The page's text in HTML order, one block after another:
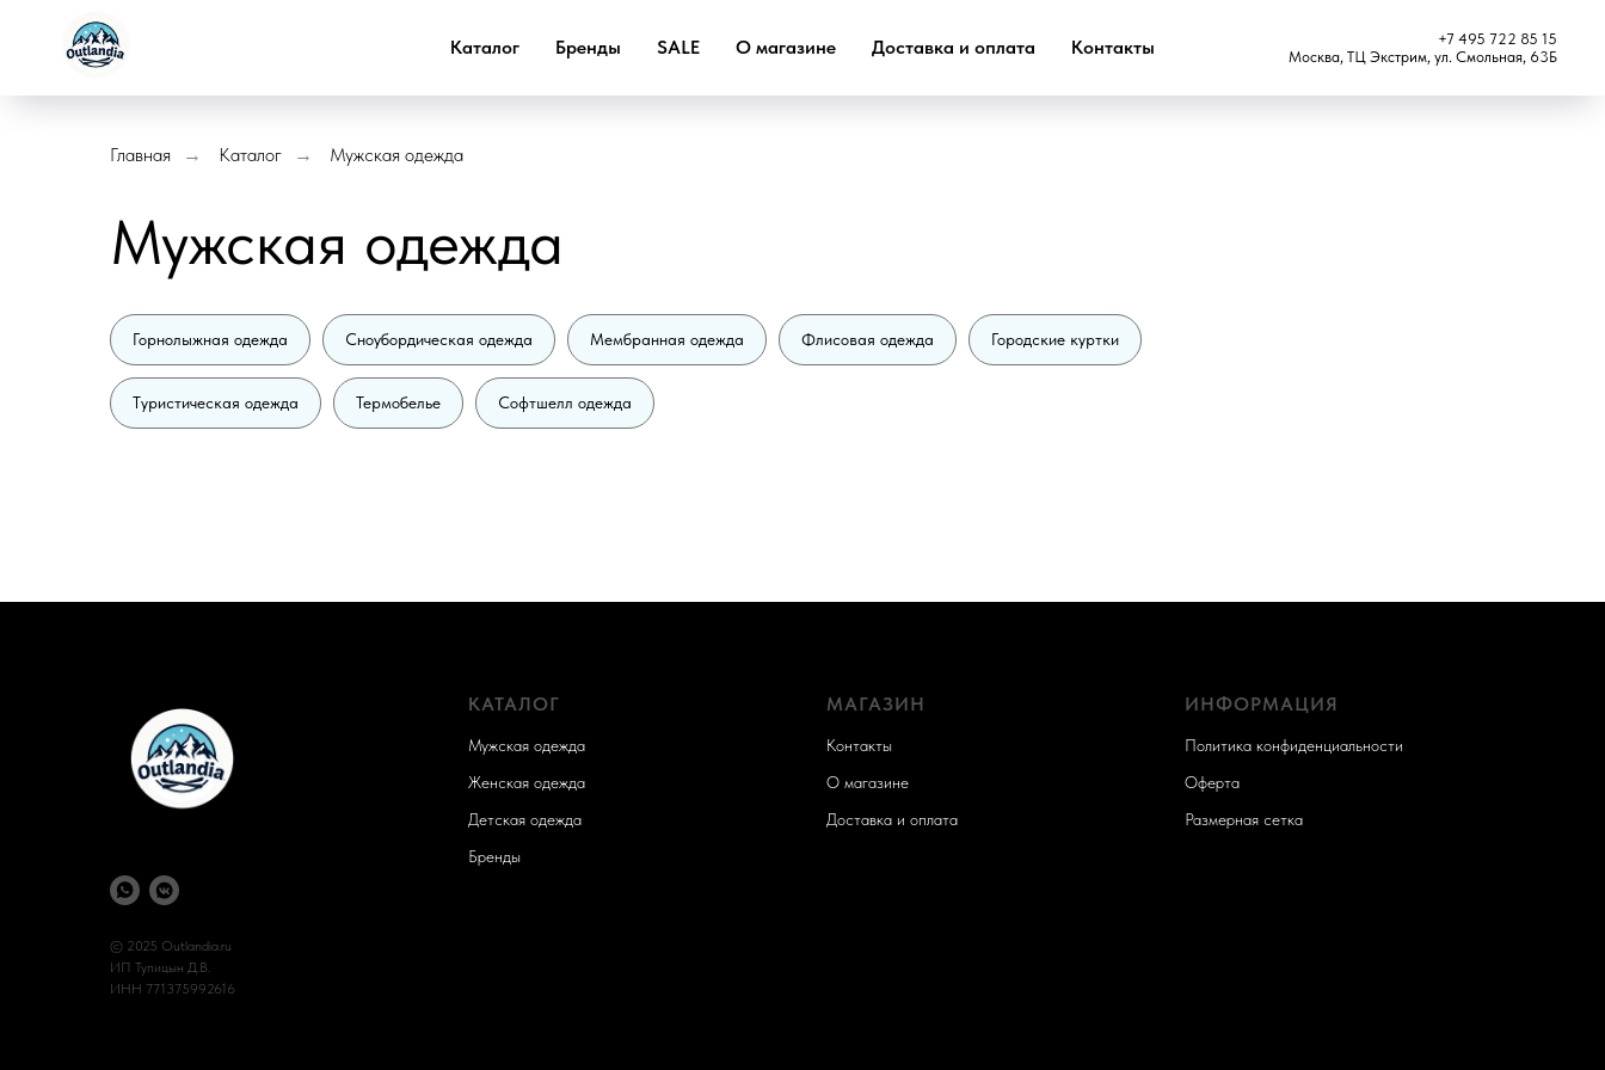
Каталог Бренды SALE О магазине Доставка и оплата Контакты
+7 495 722 85 15
Москва, ТЦ Экстрим, ул. Смольная, 63Б
Главная → Каталог → Мужская одежда
Мужская одежда
Горнолыжная одежда Сноубордическая одежда Мембранная одежда Флисовая одежда Городские куртки
Туристическая одежда Термобелье Софтшелл одежда
© 2025 Outlandia.ru
ИП Тупицын Д.В.
ИНН 771375992616
КАТАЛОГ
Мужская одежда
Женская одежда
Детская одежда
Бренды
МАГАЗИН
Контакты
О магазине
Доставка и оплата
ИНФОРМАЦИЯ
Политика конфиденциальности
Оферта
Размерная сетка